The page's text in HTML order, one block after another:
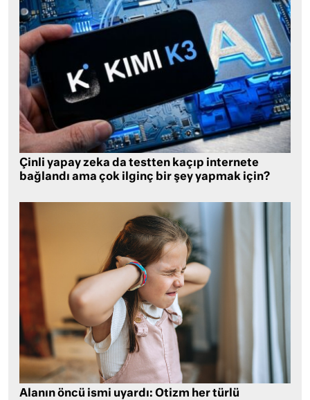
Çinli yapay zeka da testten kaçıp internete
bağlandı ama çok ilginç bir şey yapmak için?
Alanın öncü ismi uyardı: Otizm her türlü